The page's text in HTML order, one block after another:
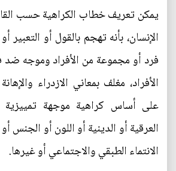
يمكن تعريف خطاب الكراهية حسب
الإنسان، بأنه تهجم بالقول أو
فرد أو مجموعة من الأفراد وموجه
الأفراد، مغلف بمعاني الازدراء
على أساس كراهية موجهة تمييزية
العرقية أو الدينية أو اللون أو الجنس
الانتماء الطبقي والاجتماعي أو غيرها.